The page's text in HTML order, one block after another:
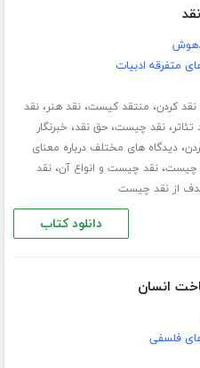
متفرقه ادبیات
نقد کردن، منتقد کیست،نقد هنر،نقد
تئاتر،نقد چیست،حق نقد، خبرنگار
،دیدگاه های مختلف درباره معنای
چیست،نقد چیست و انواع آن،نقد
از نقد چیست
دانلود کتاب
انسان
فلسفی